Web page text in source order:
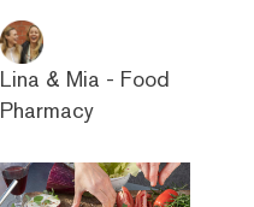
Lina & Mia - Food
Pharmacy